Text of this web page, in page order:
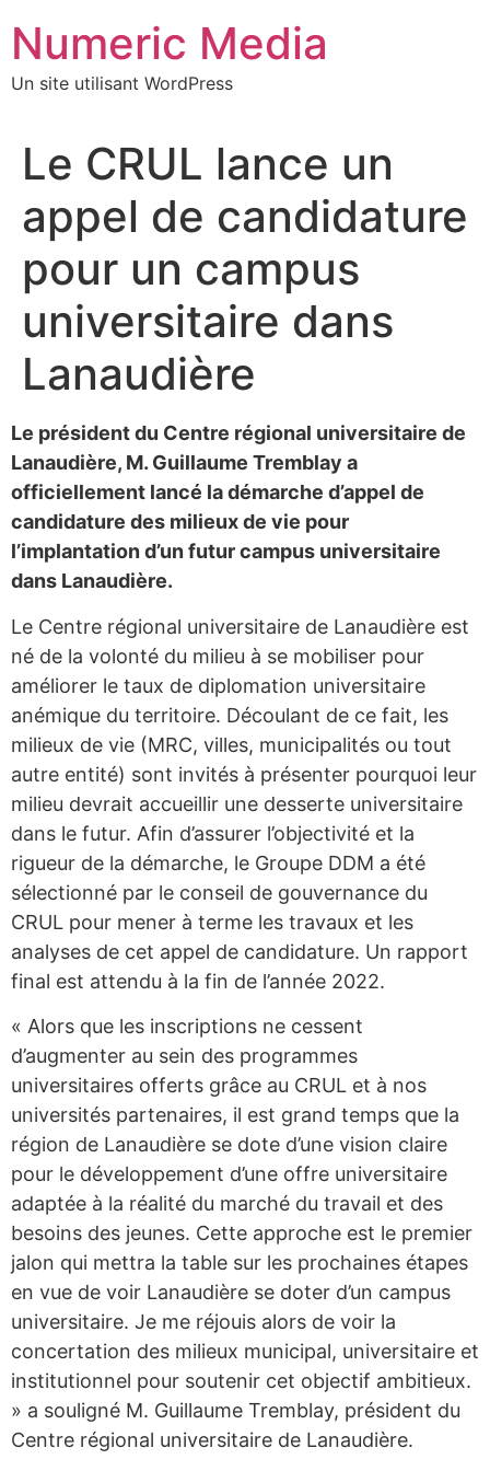
contenu
Numeric Media
Un site utilisant WordPress
Le CRUL lance un
appel de candidature
pour un campus
universitaire dans
Lanaudière
Le président du Centre régional universitaire de
Lanaudière, M. Guillaume Tremblay a
officiellement lancé la démarche d’appel de
candidature des milieux de vie pour
l’implantation d’un futur campus universitaire
dans Lanaudière.
Le Centre régional universitaire de Lanaudière est
né de la volonté du milieu à se mobiliser pour
améliorer le taux de diplomation universitaire
anémique du territoire. Découlant de ce fait, les
milieux de vie (MRC, villes, municipalités ou tout
autre entité) sont invités à présenter pourquoi leur
milieu devrait accueillir une desserte universitaire
dans le futur. Afin d’assurer l’objectivité et la
rigueur de la démarche, le Groupe DDM a été
sélectionné par le conseil de gouvernance du
CRUL pour mener à terme les travaux et les
analyses de cet appel de candidature. Un rapport
final est attendu à la fin de l’année 2022.
« Alors que les inscriptions ne cessent
d’augmenter au sein des programmes
universitaires offerts grâce au CRUL et à nos
universités partenaires, il est grand temps que la
région de Lanaudière se dote d’une vision claire
pour le développement d’une offre universitaire
adaptée à la réalité du marché du travail et des
besoins des jeunes. Cette approche est le premier
jalon qui mettra la table sur les prochaines étapes
en vue de voir Lanaudière se doter d’un campus
universitaire. Je me réjouis alors de voir la
concertation des milieux municipal, universitaire et
institutionnel pour soutenir cet objectif ambitieux.
» a souligné M. Guillaume Tremblay, président du
Centre régional universitaire de Lanaudière.